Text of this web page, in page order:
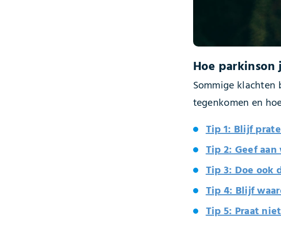
Hoe
Sommige
tegenkomen en
Tip 1: Blijf
Tip 2: Geef
Tip 3: Doe ook
Tip 4: Blijf
Tip 5: Praat